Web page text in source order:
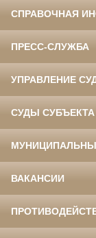
СПРАВОЧНАЯ
ПРЕСС-СЛУЖБА
УПРАВЛЕНИЕ
СУДЫ
ВАКАНСИИ